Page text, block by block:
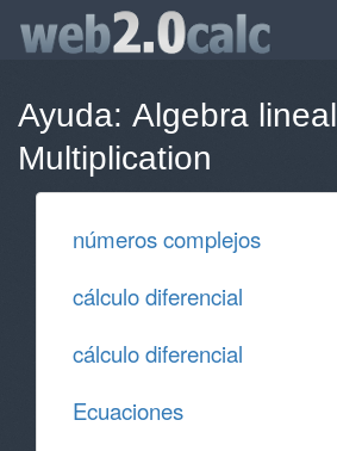
Ayuda: Algebra lineal
Multiplication
números complejos
cálculo diferencial
cálculo diferencial
Ecuaciones